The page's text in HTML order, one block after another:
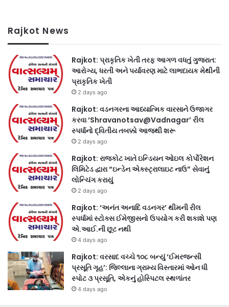
Rajkot News
Rajkot: પ્રાકૃતિક ખેતી તરફ આગળ વધતું ગુજરાત:
આરોગ્ય, ધરતી અને પર્યાવરણ માટે લાભદાયક મેથીની
પ્રાકૃતિક ખેતી
2 days ago
Rajkot: વડનગરના આધ્યાત્મિક વારસાને ઉજાગર
કરવા ‘Shravanotsav@Vadnagar’ રીલ
સ્પર્ધાનો દ્વિતીય તબક્કો આજથી શરૂ
2 days ago
Rajkot: રાજકોટ ખાતે ઇન્ડિયન ઓઇલ કોર્પોરેશન
લિમિટેડ દ્વારા “ઇન્ડેન એક્સ્ટ્રાલાઇટ નાઉ” સેવાનું
લોન્ચિંગ કરાયું
2 days ago
Rajkot: ‘અનંત અનાદિ વડનગર’ થીમની રીલ
સ્પર્ધામાં સ્ટોક્સ ઈમેજીસનો ઉપયોગ કરી શકાશે પણ
એ.આઈ.ની છૂટ નથી
4 days ago
Rajkot: વરસાદ વચ્ચે ૧૦૮ બન્યું ‘ઈમરજન્સી
પ્રસૂતિ ગૃહ’: જિલ્લાના ગ્રામ્ય વિસ્તારમાં ઓન ધી
સ્પોટ ૩ પ્રસૂતિ, એકનું હોસ્પિટલ સ્થળાંતર
4 days ago